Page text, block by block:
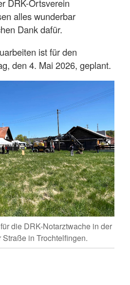
DRK-Ortsverein
alles wunderbar
Dank dafür.
ist für den
den 4. Mai 2026, geplant.
die DRK-Notarztwache in der
in Trochtelfingen.